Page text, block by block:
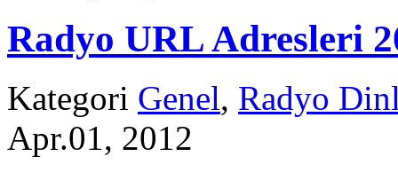
Radyo URL Adresleri
Kategori Genel, Radyo
Apr.01, 2012